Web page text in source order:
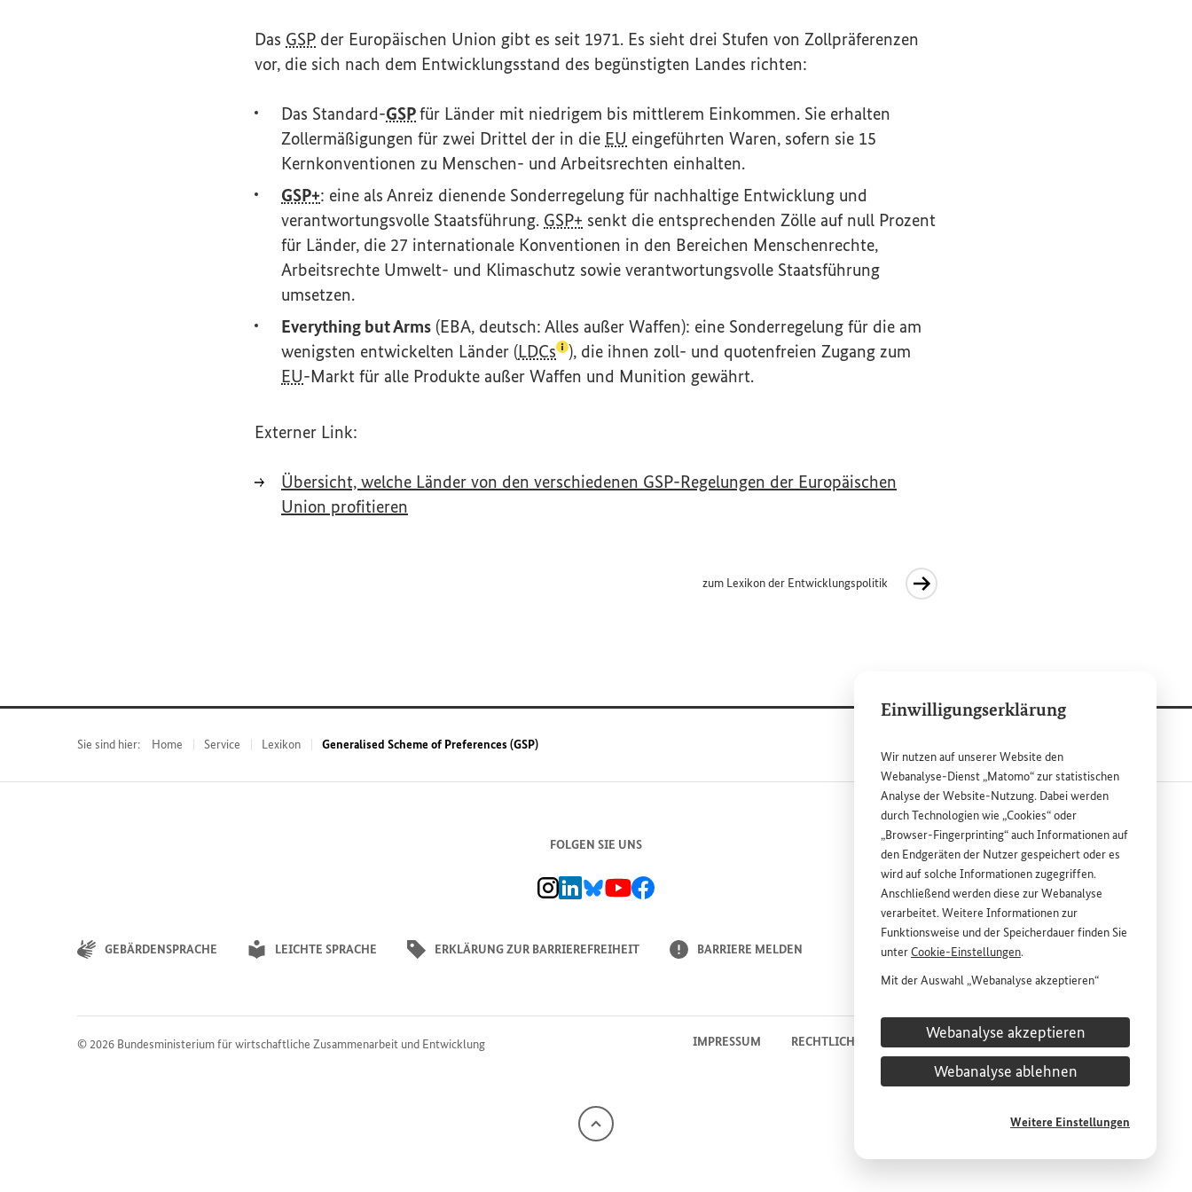
Einwilligungserklärung
Wir nutzen auf unsererWebsite den
Webanalyse-Dienst „Matomo“ zur statistischen
Analyse derWebsite-Nutzung. Dabei werden
durch Technologien wie „Cookies“ oder
„Browser-Fingerprinting“ auch Informationen auf
den Endgeräten der Nutzer gespeichert oder es
wird auf solche Informationen zugegriffen.
Anschließend werden diese zur Webanalyse
verarbeitet. Weitere Informationen zur
Funktionsweise und der Speicherdauer finden Sie
unterCookie-Einstellungen.
Mit der Auswahl „Webanalyse akzeptieren“
Dienstes „Matomo“ auf derWebsitedes
Bundesministeriums für wirtschaftliche
Entwicklung und Zusammenarbeit (BMZ) zu.
Diese Einwilligung ist freiwillig, für die Nutzung
jederzeit für die Zukunft unterCookie-
Webanalyse akzeptieren
Webanalyse ablehnen
Weitere Einstellungen
Das GSP der Europäischen Union gibt es seit 1971. Es sieht drei Stufen von Zollpräferenzen
vor, die sich nach dem Entwicklungsstand des begünstigten Landes richten:
Das Standard-GSPfür Länder mit niedrigem bis mittlerem Einkommen. Sie erhalten
Zollermäßigungen für zwei Drittel der in die EU eingeführten Waren, sofern sie 15
Kernkonventionen zu Menschen- und Arbeitsrechten einhalten.
GSP+: eine als Anreiz dienende Sonderregelung für nachhaltige Entwicklung und
verantwortungsvolle Staatsführung. GSP+ senkt die entsprechenden Zölle auf null Prozent
für Länder, die 27 internationale Konventionen in den Bereichen Menschenrechte,
Arbeitsrechte Umwelt- und Klimaschutz sowie verantwortungsvolle Staatsführung
umsetzen.
Everything but Arms (EBA, deutsch: Alles außer Waffen): eine Sonderregelung für die am
wenigsten entwickelten Länder (LDCs(Lexikon-Eintrag zum Begriff aufrufen)
), die ihnen zoll- und quotenfreien Zugang zum
EU-Markt für alle Produkte außer Waffen und Munition gewährt.
Externer Link:
Übersicht, welche Länder von den verschiedenen GSP-Regelungen der Europäischen
Union profitieren
zum Lexikon der Entwicklungspolitik
Interner Link
Sie sind hier: Home Service Lexikon Generalised Scheme of Preferences (GSP)
FOLGEN SIE UNS
BMZ Instagram-Kanal, Externer Link
BMZ LinkedIn Unternehmensseite, Externer Link
BMZ Bluesky-Seite, Externer Link
BMZ Youtube-Kanal, Externer Link
BMZ Facebook-Seite, Externer Link
GEBÄRDENSPRACHE LEICHTE SPRACHE ERKLÄRUNG ZUR BARRIEREFREIHEIT BARRIERE MELDEN ENGLISH
KONTAKT
© 2026 Bundesministerium für wirtschaftliche Zusammenarbeit und Entwicklung IMPRESSUM RECHTLICHE HINWEISE
DATENSCHUTZHINWEIS
COOKIE-EINSTELLUNGEN